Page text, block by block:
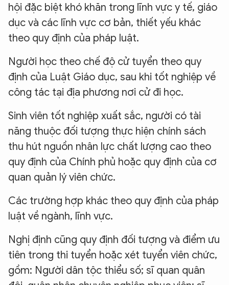
hội đặc biệt khó khăn trong lĩnh vực y tế, giáo
dục và các lĩnh vực cơ bản, thiết yếu khác
theo quy định của pháp luật.
Người học theo chế độ cử tuyển theo quy
định của Luật Giáo dục, sau khi tốt nghiệp về
công tác tại địa phương nơi cử đi học.
Sinh viên tốt nghiệp xuất sắc, người có tài
năng thuộc đối tượng thực hiện chính sách
thu hút nguồn nhân lực chất lượng cao theo
quy định của Chính phủ hoặc quy định của cơ
quan quản lý viên chức.
Các trường hợp khác theo quy định của pháp
luật về ngành, lĩnh vực.
Nghị định cũng quy định đối tượng và điểm ưu
tiên trong thi tuyển hoặc xét tuyển viên chức,
gồm: Người dân tộc thiểu số; sĩ quan quân